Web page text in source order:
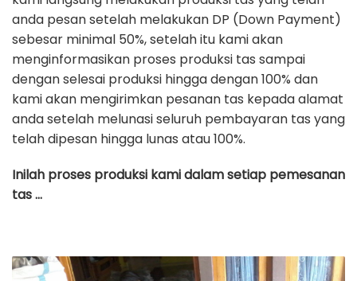
anda pesan setelah melakukan DP (Down Payment)
sebesar minimal 50%, setelah itu kami akan
menginformasikan proses produksi tas sampai
dengan selesai produksi hingga dengan 100% dan
kami akan mengirimkan pesanan tas kepada alamat
anda setelah melunasi seluruh pembayaran tas yang
telah dipesan hingga lunas atau 100%.
Inilah proses produksi kami dalam setiap pemesanan
tas …